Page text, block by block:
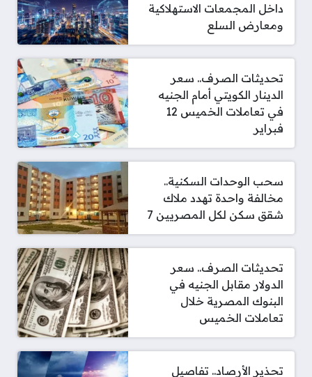
داخل المجمعات الاستهلاكية
ومعارض السلع
تحديثات الصرف.. سعر
الدينار الكويتي أمام الجنيه
في تعاملات الخميس 12
فبراير
سحب الوحدات السكنية..
مخالفة واحدة تهدد ملاك
شقق سكن لكل المصريين 7
تحديثات الصرف.. سعر
الدولار مقابل الجنيه في
البنوك المصرية خلال
تعاملات الخميس
تحذير الأرصاد.. تفاصيل